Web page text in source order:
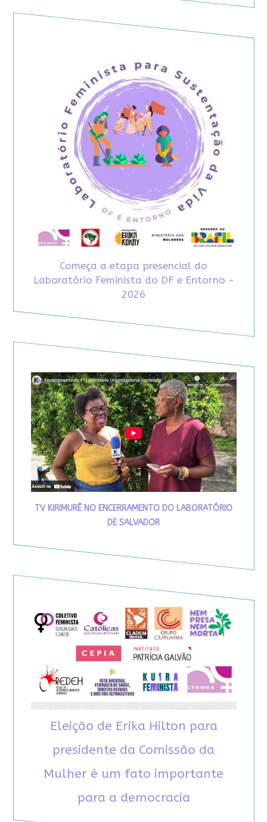
Começa a etapa presencial do
Laboratório Feminista do DF e Entorno -
2026
TV KIRIMURÊ NO ENCERRAMENTO DO LABORATÓRIO
DE SALVADOR
Eleição de Erika Hilton para
presidente da Comissão da
Mulher é um fato importante
para a democracia